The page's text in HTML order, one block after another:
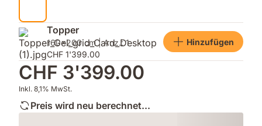
Topper
160x200 cm | Anz.: 1
CHF 1'399.00
Hinzufügen
CHF 3'399.00
Inkl. 8,1% MwSt.
Preis wird neu berechnet...